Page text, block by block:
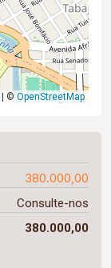
© OpenStreetMap
380.000,00
Consulte-nos
380.000,00